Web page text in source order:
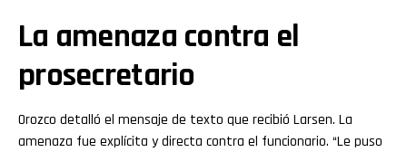
La amenaza contra el
prosecretario
Orozco detalló el mensaje de texto que recibió Larsen. La
amenaza fue explícita y directa contra el funcionario. “Le puso